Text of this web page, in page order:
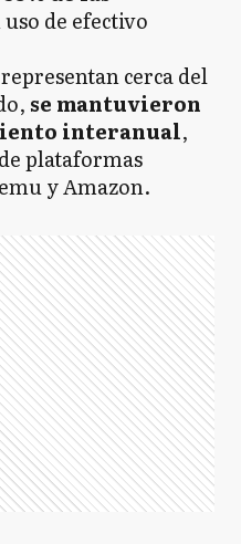
de efectivo
cerca del
se mantuvieron
interanual,
plataformas
y Amazon.